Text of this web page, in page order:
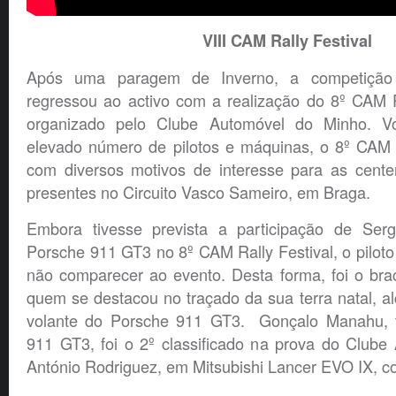
VIII CAM Rally Festival
Após uma paragem de Inverno, a
regressou ao activo com a realização do 8º CAM
organizado pelo Clube Automóvel do Minho.
elevado número de pilotos e máquinas, o 8º
com diversos motivos de interesse para as
presentes no Circuito Vasco Sameiro, em Braga.
Embora tivesse prevista a participação de
Porsche 911 GT3 no 8º CAM Rally Festival, o
não comparecer ao evento. Desta forma, foi o
quem se destacou no traçado da sua terra natal,
volante do Porsche 911 GT3. Gonçalo Manahu,
911 GT3, foi o 2º classificado na prova do Clube
António Rodriguez, em Mitsubishi Lancer EVO IX,